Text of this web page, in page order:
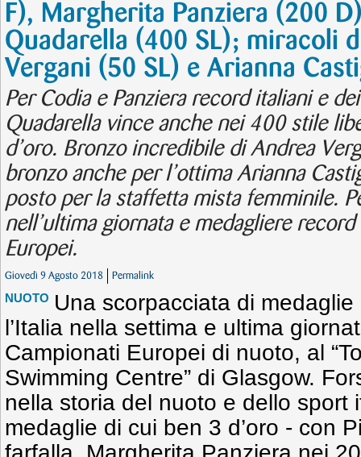
F), Margherita Panziera (200
Quadarella (400 SL); miracoli
Vergani (50 SL) e Arianna
Per Codia e Panziera record italiani e
Quadarella vince anche nei 400 stile
d’oro. Bronzo incredibile di Andrea
bronzo anche per l’ottima Arianna
posto per la staffetta mista femminile.
nell’ultima giornata e medagliere
Europei.
Giovedì 9 Agosto 2018 Permalink
NUOTO Una scorpacciata di
l’Italia nella settima e ultima
Campionati Europei di nuoto, al
Swimming Centre” di Glasgow.
nella storia del nuoto e dello sport
medaglie di cui ben 3 d’oro - con